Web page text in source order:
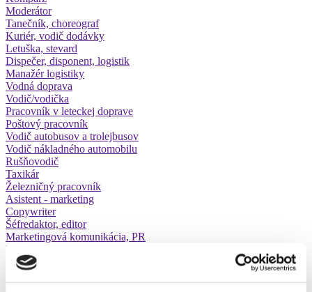
Moderátor
Tanečník, choreograf
Kuriér, vodič dodávky
Letuška, stevard
Dispečer, disponent, logistik
Manažér logistiky
Vodná doprava
Vodič/vodička
Pracovník v leteckej doprave
Poštový pracovník
Vodič autobusov a trolejbusov
Vodič nákladného automobilu
Rušňovodič
Taxikár
Železničný pracovník
Asistent - marketing
Copywriter
Šéfredaktor, editor
Marketingová komunikácia, PR
Marketingový manažér
Marketingový výskum, stratégia
Novinár, redaktor
Online marketing (reklama, PPC, sociálne siete)